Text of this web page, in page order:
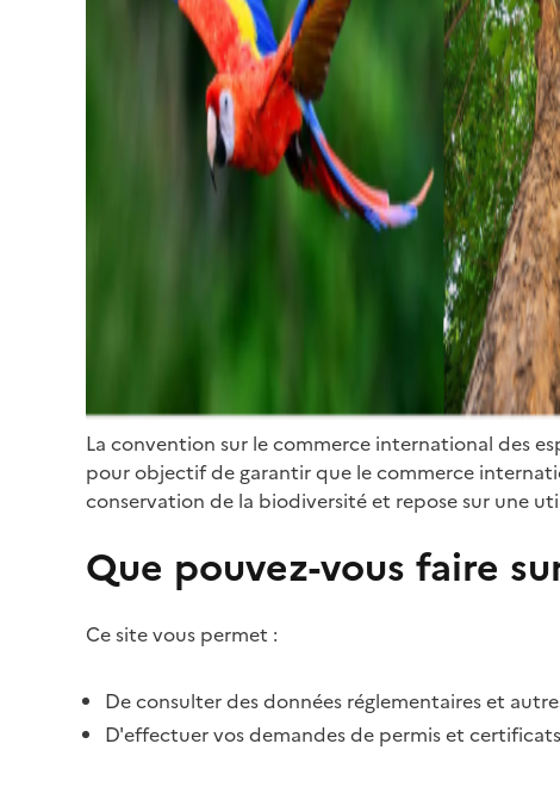
La convention sur le commerce international des
pour objectif de garantir que le commerce
conservation de la biodiversité et repose sur une
Que pouvez-vous faire
Ce site vous permet :
De consulter des données réglementaires et
D'effectuer vos demandes de permis et certificats